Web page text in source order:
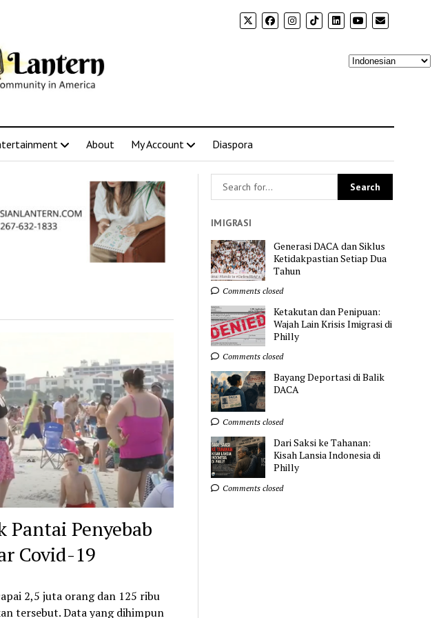
About My Account Diaspora
Pantai Penyebab
Covid-19
2,5 juta orang dan 125 ribu
tersebut. Data yang dihimpun
IMIGRASI
Generasi DACA dan Siklus
Ketidakpastian Setiap Dua
Tahun
Comments closed
Ketakutan dan Penipuan:
Wajah Lain Krisis Imigrasi di
Philly
Comments closed
Bayang Deportasi di Balik
DACA
Comments closed
Dari Saksi ke Tahanan:
Kisah Lansia Indonesia di
Philly
Comments closed